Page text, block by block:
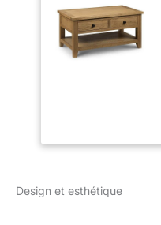
Design et esthétique